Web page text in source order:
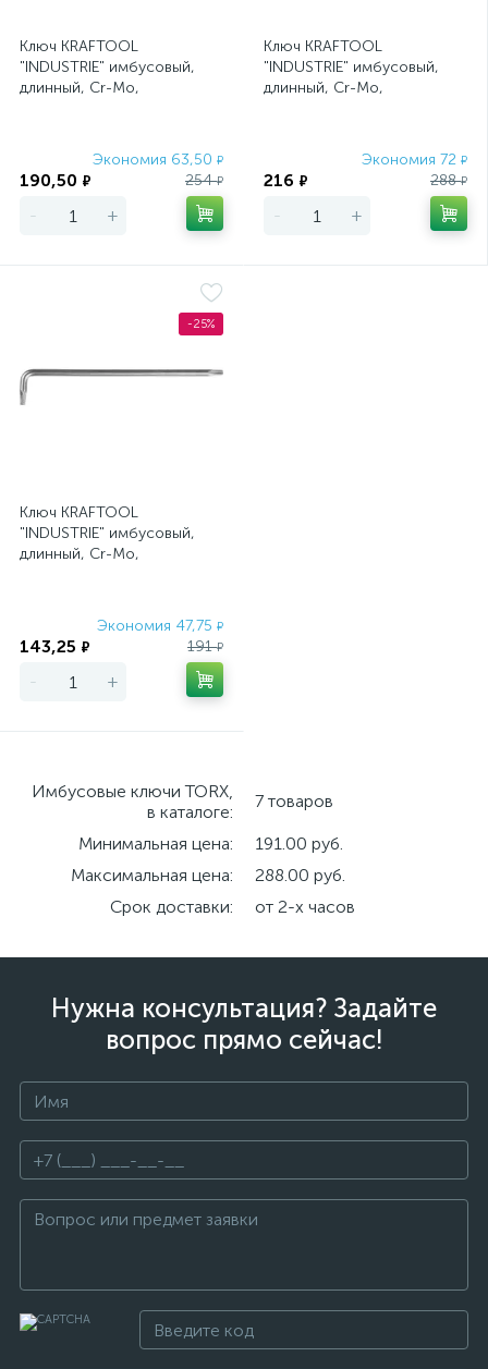
Ключ KRAFTOOL
"INDUSTRIE" имбусовый,
длинный, Cr-Mo,
Экономия 63,50 ₽
190,50 ₽ 254₽
- +
Ключ KRAFTOOL
"INDUSTRIE" имбусовый,
длинный, Cr-Mo,
Экономия 72 ₽
216 ₽ 288₽
- +
-25%
Ключ KRAFTOOL
"INDUSTRIE" имбусовый,
длинный, Cr-Mo,
Экономия 47,75 ₽
143,25 ₽ 191₽
- +
Имбусовые ключи TORX,
в каталоге:
7 товаров
Минимальная цена:
191.00 руб.
Максимальная цена:
288.00 руб.
Срок доставки:
от 2-х часов
Нужна консультация? Задайте
вопрос прямо сейчас!